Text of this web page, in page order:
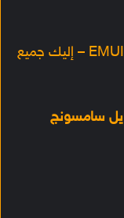
هواوي تكشف النقاب عن تحديث EMUI 11 – إليك جميع
سامسونج